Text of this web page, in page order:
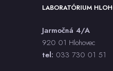
LABORATÓRIUM
Jarmočná 4/A
920 01 Hlohovec
tel: 033 730 01 51